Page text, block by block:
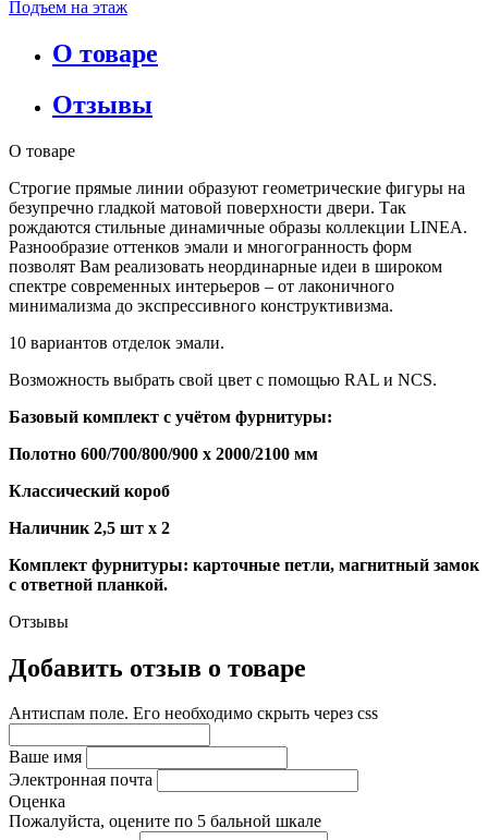
Подъем на этаж
О товаре
Отзывы
О товаре
Строгие прямые линии образуют геометрические фигуры на
безупречно гладкой матовой поверхности двери. Так
рождаются стильные динамичные образы коллекции LINEA.
Разнообразие оттенков эмали и многогранность форм
позволят Вам реализовать неординарные идеи в широком
спектре современных интерьеров – от лаконичного
минимализма до экспрессивного конструктивизма.
10 вариантов отделок эмали.
Возможность выбрать свой цвет с помощью RAL и NCS.
Базовый комплект с учётом фурнитуры:
Полотно 600/700/800/900 x 2000/2100 мм
Классический короб
Наличник 2,5 шт x 2
Комплект фурнитуры: карточные петли, магнитный замок
с ответной планкой.
Отзывы
Добавить отзыв о товаре
Антиспам поле. Его необходимо скрыть через css
Ваше имя
Электронная почта
Оценка
Пожалуйста, оцените по 5 бальной шкале